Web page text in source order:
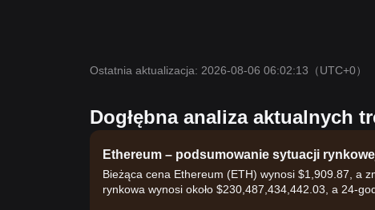
Ostatnia aktualizacja: 2026-08-06 06:02:13 （UTC+0）
Dogłębna analiza aktualnych
Ethereum – podsumowanie sytuacji
Bieżąca cena Ethereum (ETH) wynosi $1,909.87, a
rynkowa wynosi około $230,487,434,442.03, a 24-